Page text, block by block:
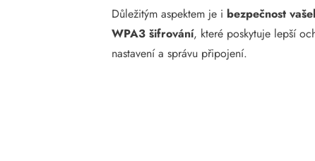
Důležitým aspektem je i bezpečnost
WPA3 šifrování, které poskytuje lepší
nastavení a správu připojení.